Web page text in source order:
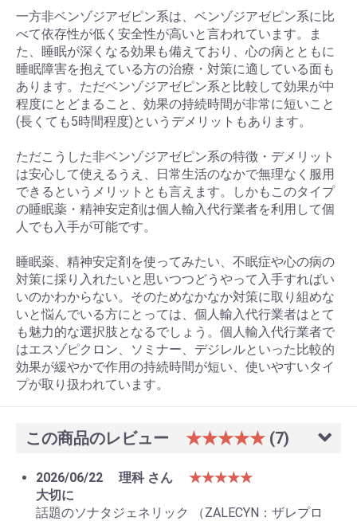
一方非ベンゾジアゼピン系は、ベンゾジアゼピン系に比
べて依存性が低く安全性が高いと言われています。ま
た、睡眠が深くなる効果も備えており、心の病とともに
睡眠障害を抱えている方の治療・対策に適している面も
あります。ただベンゾジアゼピン系と比較して効果が中
程度にとどまること、効果の持続時間が非常に短いこと
(長くても5時間程度)というデメリットもあります。
ただこうした非ベンゾジアゼピン系の特徴・デメリット
は安心して使えるうえ、日常生活のなかで無理なく服用
できるというメリットとも言えます。しかもこのタイプ
の睡眠薬・精神安定剤は個人輸入代行業者を利用して個
人でも入手が可能です。
睡眠薬、精神安定剤を使ってみたい、不眠症や心の病の
対策に採り入れたいと思いつつどうやって入手すればい
いのかわからない。そのためなかなか対策に取り組めな
いと悩んでいる方にとっては、個人輸入代行業者はとて
も魅力的な選択肢となるでしょう。個人輸入代行業者で
はエスゾピクロン、ソミナー、デジレルといった比較的
効果が緩やかで作用の持続時間が短い、使いやすいタイ
プが取り扱われています。
この商品のレビュー ★★★★★ (7)
2026/06/22 理科 さん
★★★★★
大切に
話題のソナタジェネリック （ZALECYN：ザレプロ